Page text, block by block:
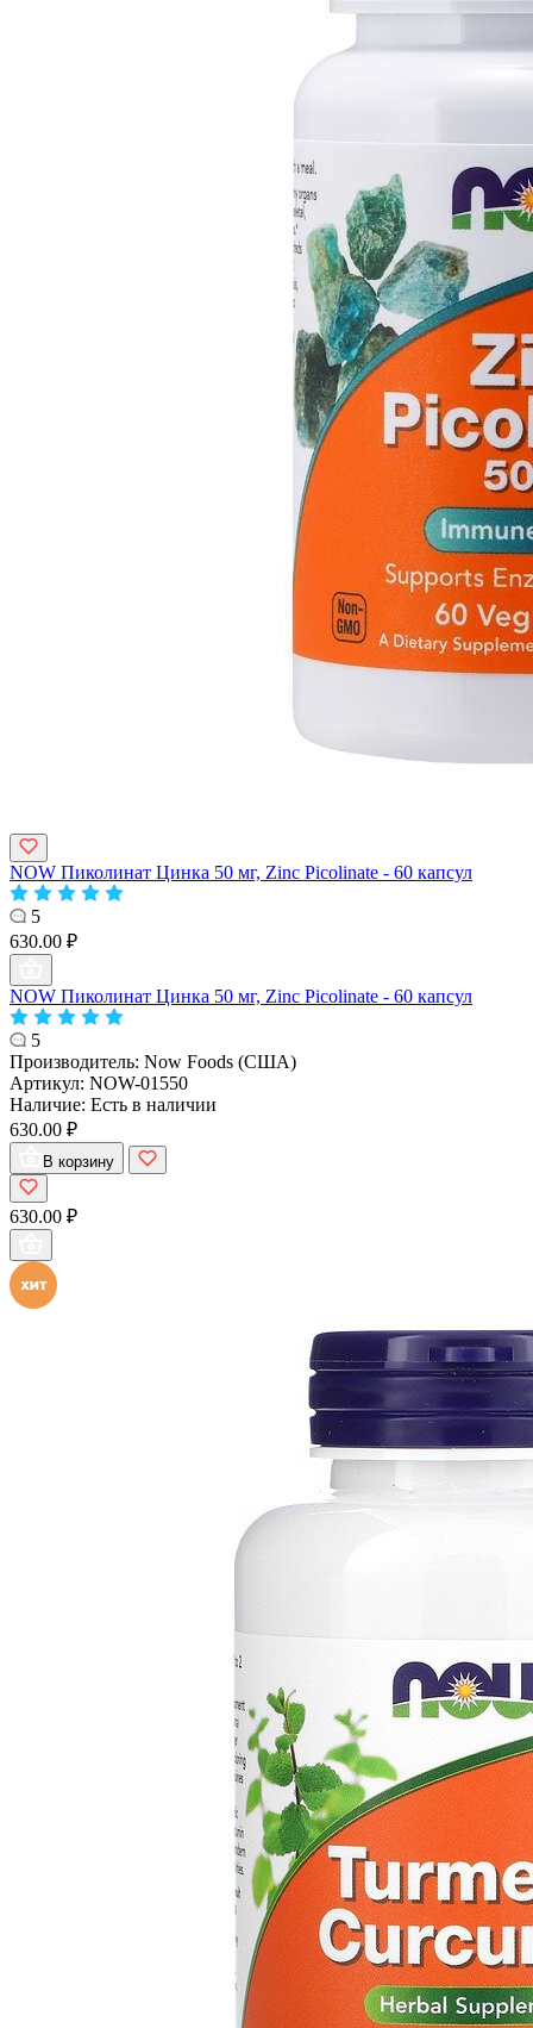
NOW Пиколинат Цинка 50 мг, Zinc Picolinate - 60 капсул
5
630.00 ₽
NOW Пиколинат Цинка 50 мг, Zinc Picolinate - 60 капсул
5
Производитель: Now Foods (США)
Артикул: NOW-01550
Наличие: Есть в наличии
630.00 ₽
В корзину
630.00 ₽